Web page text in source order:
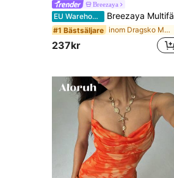
Breezaya
EU Warehouse Breezaya Multifärgad Knut Mönster Enkel Klänning
#1 Bästsäljare inom Dragsko Mellanlånga klänningar
237kr